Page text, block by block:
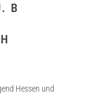
B
Hessen und